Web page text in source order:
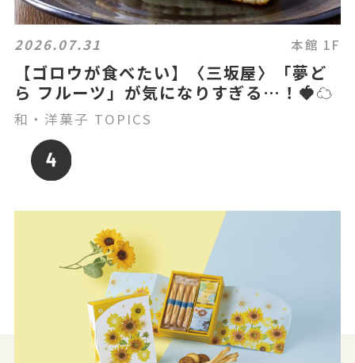
2026.07.31 本館 1F
【ゴロウが食べたい】〈三坂屋〉「夢ど
ら フルーツ」が気になりすぎる…！🍓☁️
和・洋菓子 TOPICS